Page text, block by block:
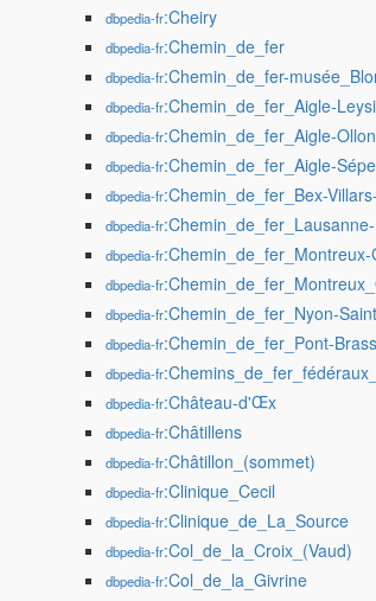
dbpedia-fr:Cheiry
dbpedia-fr:Chemin_de_fer
dbpedia-fr:Chemin_de_fer-
dbpedia-fr:Chemin_de_fer_Aigle-
dbpedia-fr:Chemin_de_fer_Aigle-
dbpedia-fr:Chemin_de_fer_Aigle-
dbpedia-fr:Chemin_de_fer_Bex-
dbpedia-fr
dbpedia-fr
dbpedia-fr
dbpedia-fr:Chemin_de_fer_Nyon-
dbpedia-fr:Chemin_de_fer_Pont-
dbpedia-fr
dbpedia-fr:Château-d'Œx
dbpedia-fr:Châtillens
dbpedia-fr:Châtillon_(sommet)
dbpedia-fr:Clinique_Cecil
dbpedia-fr:Clinique_de_La_Source
dbpedia-fr:Col_de_la_Croix_(Vaud)
dbpedia-fr:Col_de_la_Givrine